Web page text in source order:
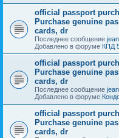
official passport
Purchase genuine
cards, dr
Последнее сообщение
Добавлено в форуме КПД
official passport
Purchase genuine
cards, dr
Последнее сообщение
Добавлено в форуме
official passport
Purchase genuine
cards, dr